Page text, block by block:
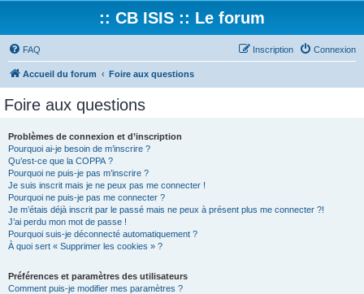
:: CB ISIS :: Le forum
FAQ Connexion
Inscription
Accueil du forum Foire aux questions
Foire aux questions
Problèmes de connexion et d’inscription
Pourquoi ai-je besoin de m’inscrire ?
Qu’est-ce que la COPPA ?
Pourquoi ne puis-je pas m’inscrire ?
Je suis inscrit mais je ne peux pas me connecter !
Pourquoi ne puis-je pas me connecter ?
Je m’étais déjà inscrit par le passé mais ne peux à présent plus me connecter ?!
J’ai perdu mon mot de passe !
Pourquoi suis-je déconnecté automatiquement ?
À quoi sert « Supprimer les cookies » ?
Préférences et paramètres des utilisateurs
Comment puis-je modifier mes paramètres ?